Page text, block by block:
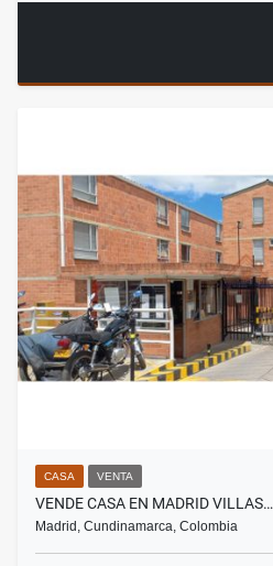
CASA VENTA
VENDE CASA EN MADRID VILLAS…
Madrid, Cundinamarca, Colombia